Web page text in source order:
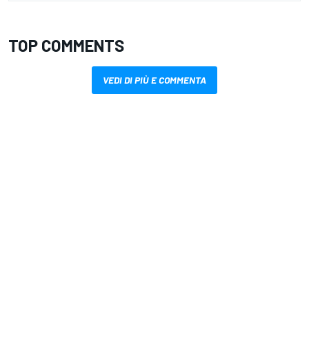
TOP COMMENTS
VEDI DI PIÙ E COMMENTA